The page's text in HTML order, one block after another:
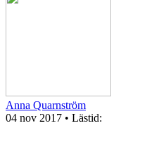
Anna Quarnström
04 nov 2017 • Lästid: